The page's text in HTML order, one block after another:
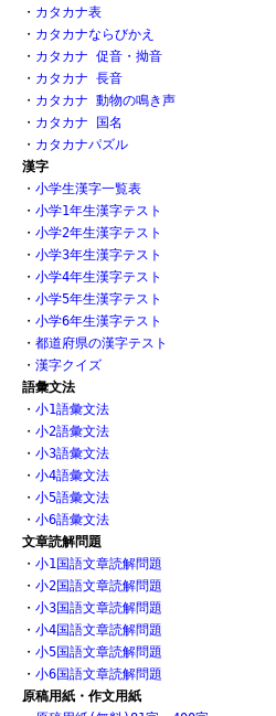
・ カタカナ表
・ カタカナならびかえ
・ カタカナ 促音・拗音
・ カタカナ 長音
・ カタカナ 動物の鳴き声
・ カタカナ 国名
・ カタカナパズル
漢字
・ 小学生漢字一覧表
・ 小学1年生漢字テスト
・ 小学2年生漢字テスト
・ 小学3年生漢字テスト
・ 小学4年生漢字テスト
・ 小学5年生漢字テスト
・ 小学6年生漢字テスト
・ 都道府県の漢字テスト
・ 漢字クイズ
語彙文法
・ 小1語彙文法
・ 小2語彙文法
・ 小3語彙文法
・ 小4語彙文法
・ 小5語彙文法
・ 小6語彙文法
文章読解問題
・ 小1国語文章読解問題
・ 小2国語文章読解問題
・ 小3国語文章読解問題
・ 小4国語文章読解問題
・ 小5国語文章読解問題
・ 小6国語文章読解問題
原稿用紙・作文用紙